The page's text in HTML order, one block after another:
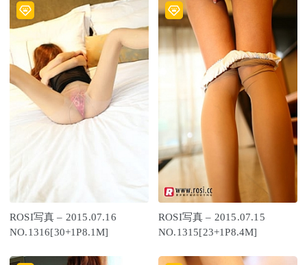
ROSI写真 – 2015.07.16
NO.1316[30+1P8.1M]
ROSI写真 – 2015.07.15
NO.1315[23+1P8.4M]